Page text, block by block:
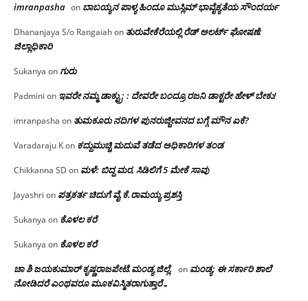
imranpasha on ಬಾಬಯ್ಯನ ಪಾಳ್ಯ ಹಿಂದೂ ಮುಸ್ಲಿಮ್ ಭಾವೈಕ್ಯತೆಯ ಸೌಂದರ್ಯ
Dhananjaya S/o Rangaiahon ತುರುವೇಕೆರೆಯಲ್ಲಿ ರೆಡ್ ಅಲರ್ಟ್ ಘೋಷಣೆ:
ಜಿಲ್ಲಾಧಿಕಾರಿ
Sukanya onಗುರು
Padmini on ಇವರೇ ನಮ್ಮ ಡಾಕ್ಟ್ರು; : ದೇವರೇ ಬಂದ್ರೂ ರಜನಿ ಡಾಕ್ಟರೇ ಹೇಳ್ ಬೇಕು!
imranpasha on ತುಮಕೂರು ನದಿಗಳ ಪುನರುಜ್ಜೀವನದ ಬಗ್ಗೆ ಮೌನ ಏಕೆ?
Varadaraju Kon ಕದ್ದುಮುಚ್ಚಿ ಮದುವೆ ತಡೆದ ಅಧಿಕಾರಿಗಳ ತಂಡ
Chikkanna SD on ಮಳೆ: ಬಿದ್ದ ಮರ, ಸಿಡಿಲಿಗೆ 5 ಮೇಕೆ ಸಾವು
Jayashri on ಪತ್ರಕರ್ತ ಚಿದುಗೆ ವೈ.ಕೆ.ರಾಮಯ್ಯ ಪ್ರಶಸ್ತಿ
Sukanya on ಕೊಳಲ ಕರೆ
Sukanya on ಕೊಳಲ ಕರೆ
ಚಾ ಶಿ ಜಯಕುಮಾರ್ ಕೃಷ್ಣರಾಜಪೇಟೆ.ಮಂಡ್ಯ ಜಿಲ್ಲೆ. on ಮಂಡ್ಯ: ಈ ಸರ್ಕಾರಿ ಶಾಲೆ
ನೋಡಿದರೆ ಎಂಥವರೂ ಮೂಕವಿಸ್ಮಿತರಾಗುತ್ತಾರೆ…